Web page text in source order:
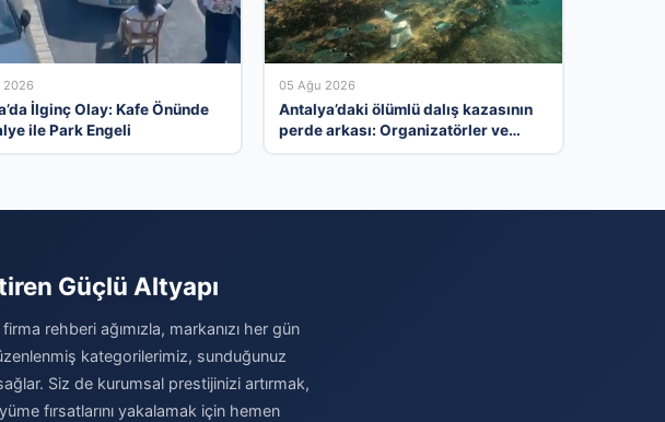
2026
İlginç Olay: Kafe Önünde
ile Park Engeli
05 Ağu 2026
Antalya’daki ölümlü dalış kazasının
perde arkası: Organizatörler ve
Güçlü Altyapı
rehberi ağımızla, markanızı her gün
kategorilerimiz, sunduğunuz
Siz de kurumsal prestijinizi artırmak,
fırsatlarını yakalamak için hemen